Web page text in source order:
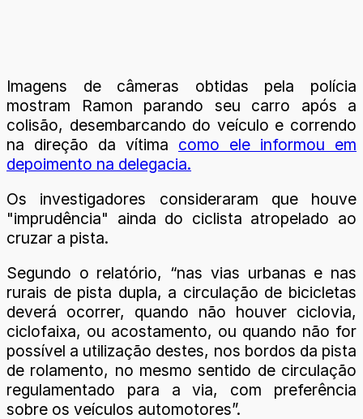
Imagens de câmeras obtidas pela polícia
mostram Ramon parando seu carro após a
colisão, desembarcando do veículo e correndo
na direção da vítima como ele informou em
depoimento na delegacia.
Os investigadores consideraram que houve
"imprudência" ainda do ciclista atropelado ao
cruzar a pista.
Segundo o relatório, “nas vias urbanas e nas
rurais de pista dupla, a circulação de bicicletas
deverá ocorrer, quando não houver ciclovia,
ciclofaixa, ou acostamento, ou quando não for
possível a utilização destes, nos bordos da pista
de rolamento, no mesmo sentido de circulação
regulamentado para a via, com preferência
sobre os veículos automotores”.